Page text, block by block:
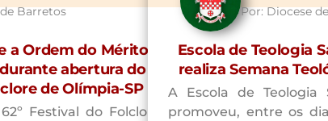
Barretos
Ordem do Mérito do
abertura do 62º
de Olímpia-SP
Festival do Folclore de
Por:Diocese
Escola de Teologia
realiza Semana
A Escola de Teologia
promoveu, entre os